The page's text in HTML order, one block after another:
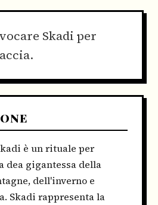
Skadi per
è un rituale per
dea gigantessa della
dell'inverno e
Skadi rappresenta la